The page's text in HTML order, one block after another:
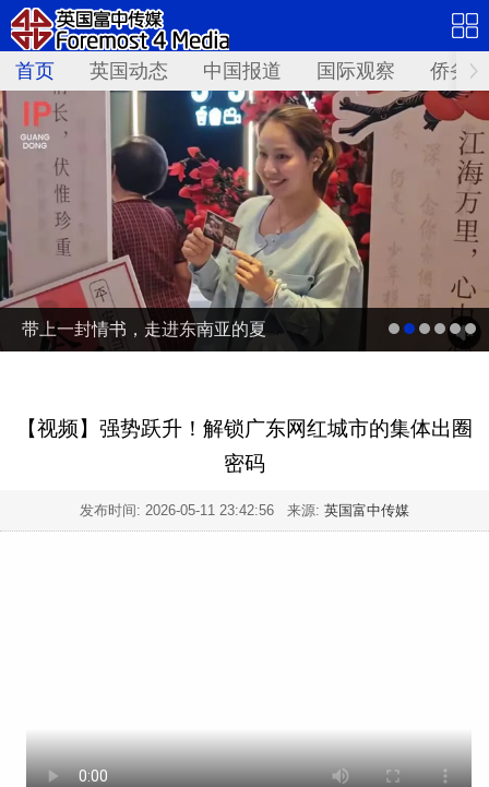
首页 英国动态 中国报道 国际观察 侨务
带上一封情书，走进东南亚的夏
【视频】强势跃升！解锁广东网红城市的集体出圈
密码
发布时间: 2026-05-11 23:42:56 来源: 英国富中传媒